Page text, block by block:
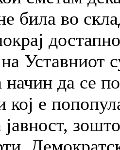
била во
Уставниот
начин да се
е